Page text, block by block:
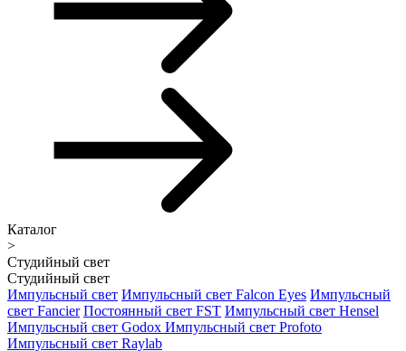
Каталог
>
Студийный свет
Студийный свет
Импульсный свет Импульсный свет Falcon Eyes Импульсный
свет Fancier Постоянный свет FST Импульсный свет Hensel
Импульсный свет Godox Импульсный свет Profoto
Импульсный свет Raylab